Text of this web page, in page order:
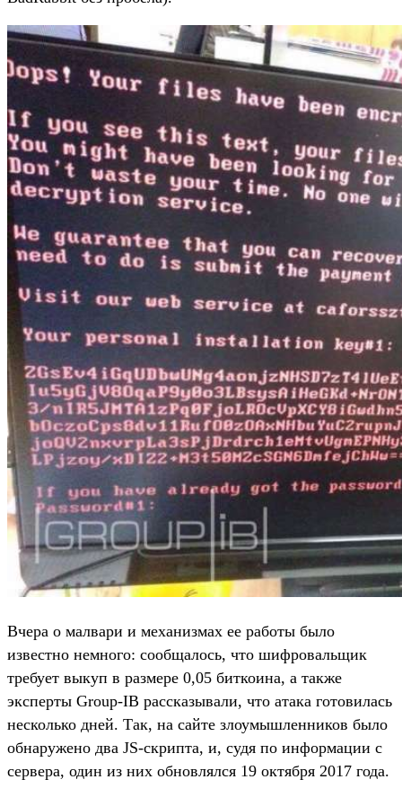
Вчера о малвари и механизмах ее работы было
известно немного: сообщалось, что шифровальщик
требует выкуп в размере 0,05 биткоина, а также
эксперты Group-IB рассказывали, что атака готовилась
несколько дней. Так, на сайте злоумышленников было
обнаружено два JS-скрипта, и, судя по информации с
сервера, один из них обновлялся 19 октября 2017 года.